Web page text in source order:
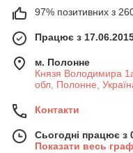
97% позитивних з
Працює з
м. Полонне
Князя Володимира
обл, Полонне,
Контакти
Сьогодні працює з
Показати весь